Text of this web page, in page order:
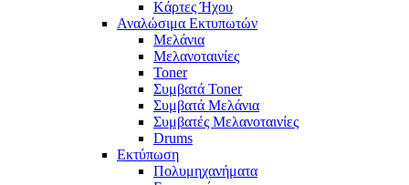
Kάρτες Ήχου
Αναλώσιμα Εκτυπωτών
Μελάνια
Μελανοταινίες
Toner
Συμβατά Toner
Συμβατά Μελάνια
Συμβατές Μελανοταινίες
Drums
Εκτύπωση
Πολυμηχανήματα